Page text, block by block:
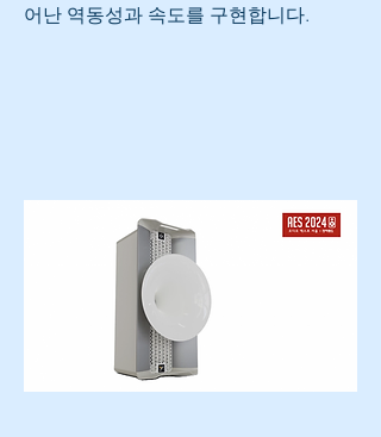
어난 역동성과 속도를 구현합니다.